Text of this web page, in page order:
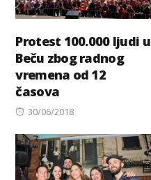
Protest 100.000 ljudi u
Beču zbog radnog
vremena od 12
časova
Posted
30/06/2018